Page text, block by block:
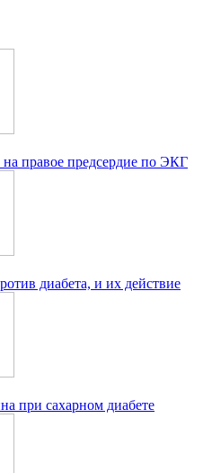
правое предсердие по ЭКГ
диабета, и их действие
при сахарном диабете